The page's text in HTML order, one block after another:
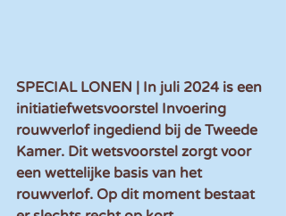
SPECIAL LONEN | In juli 2024 is een
initiatiefwetsvoorstel Invoering
rouwverlof ingediend bij de Tweede
Kamer. Dit wetsvoorstel zorgt voor
een wettelijke basis van het
rouwverlof. Op dit moment bestaat